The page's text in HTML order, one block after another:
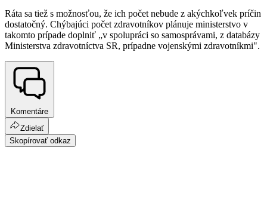
Ráta sa tiež s možnosťou, že ich počet nebude z akýchkoľvek príčin
dostatočný. Chýbajúci počet zdravotníkov plánuje ministerstvo v
takomto prípade doplniť „v spolupráci so samosprávami, z databázy
Ministerstva zdravotníctva SR, prípadne vojenskými zdravotníkmi".
Komentáre
Zdielať
Skopírovať odkaz